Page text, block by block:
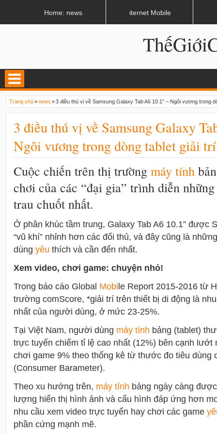
Trang chủ»news »3 điều thú vị về Samsung Galaxy Tab A6 10.1” – Ngôi vương trong
3 điều thú vị về Samsung Galaxy
Ngôi vương trong dòng tablet giải trí
Cuộc chiến trên thị trường máy tính
chơi của các “đại gia” trình diễn
trau chuốt nhất.
Ở phân khúc tầm trung, Galaxy Tab A6 10.1” được
“vũ khí” nhỉnh hơn các đối thủ, và đây cũng là
dùng yêu thích và cần đến nhất.
Xem video, chơi game: chuyện nhỏ!
Trong báo cáo Global Mobile Report 2015-2016 từ
trường comScore, *giải trí trên thiết bị di động là
nhất của người dùng, ở mức 23-25%.
Tại Việt Nam, người dùng máy tính bảng (tablet)
trực tuyến chiếm tỉ lệ cao nhất (12%) bên cạnh lướt
chơi game 9% theo thống kê từ thước đo tiêu dùng
(Consumer Barameter).
Theo xu hướng trên, máy tính bảng ngày càng
lượng hiển thị hình ảnh và cấu hình đáp ứng hơn
nhu cầu xem video trực tuyến hay chơi các game
phần cứng mạnh mẽ.
Home: news iternet Mobile